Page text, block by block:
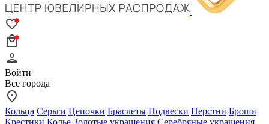
Войти
Все города
Кольца Серьги Цепочки Браслеты Подвески Перстни Броши
Крестики Колье Золотые украшения Серебряные украшения